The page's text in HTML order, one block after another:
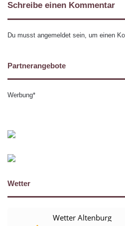
Schreibe einen Kommentar
Du musst angemeldet sein, um einen
Partnerangebote
Werbung*
Wetter
Wetter Altenburg